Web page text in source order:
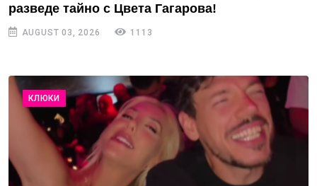
разведе тайно с Цвета Гагарова!
AUGUST 03, 2026 1113
КЛЮКИ